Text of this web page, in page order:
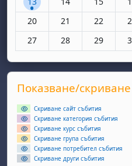
Няма събития,
20 Няма събития,
21 Няма
22
Няма събития,
27 Няма събития,
28 Няма
29
Supplementary
Прескочи Показване/скриване
Показване/
Скриване сайт събития
Скриване категория събития
Скриване курс събития
Скриване група събития
Скриване потребител събития
Скриване други събития